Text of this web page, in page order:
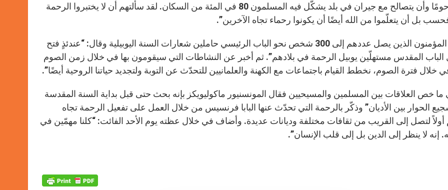
يكون رحومًا وأن يتصالح مع جيران في بلد يشكّل فيه المسلمون 80 في المئة من السكان. لقد سألتهم أن لا يختبروا الرحمة
فحسب بل أن يتعلّموا من الله أيضًا أن يكونوا رحماء تجاه الآخرين”.
ثم سار المؤمنون الذين يصل عددهم إلى 300 شخص نحو الباب الرئيسي حاملين شعارات السنة اليوبيلية وقال: “عندئذٍ فتح
الباب المقدس مستهلّين يوبيل الرحمة في بلادهم”. ثم أخبر عن النشاطات التي سيقومون بها في خلال زمن الصوم
خلال فترة الصوم، نخطط القيام باجتماعات مع الكهنة والعلمانيين للتحدّث عن التوبة ولتجديد حياتنا الروحية أيضًا”.
ما خص العلاقات بين المسلمين والمسيحيين فقال المونسنيور ماكوليويكز بإنه بحث حتى قبل بداية السنة المقدسة
الحوار بين الأديان” وذكّر بالرحمة التي تحدّث عنها البابا فرنسيس من خلال العمل على تفعيل الرحمة تجاه
أولاً لتصل إلى القريب من ثقافات مختلفة وديانات عديدة. وأضاف في خلال عظته يوم الأحد الفائت: “كلنا مهمّين في
إنه لا ينظر إلى الدين بل إلى قلب الإنسان”.